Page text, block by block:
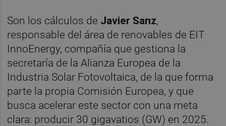
Son los cálculos de Javier Sanz,
responsable del área de renovables de EIT
InnoEnergy, compañía que gestiona la
secretaría de la Alianza Europea de la
Industria Solar Fotovoltaica, de la que forma
parte la propia Comisión Europea, y que
busca acelerar este sector con una meta
clara: producir 30 gigavatios (GW) en 2025.